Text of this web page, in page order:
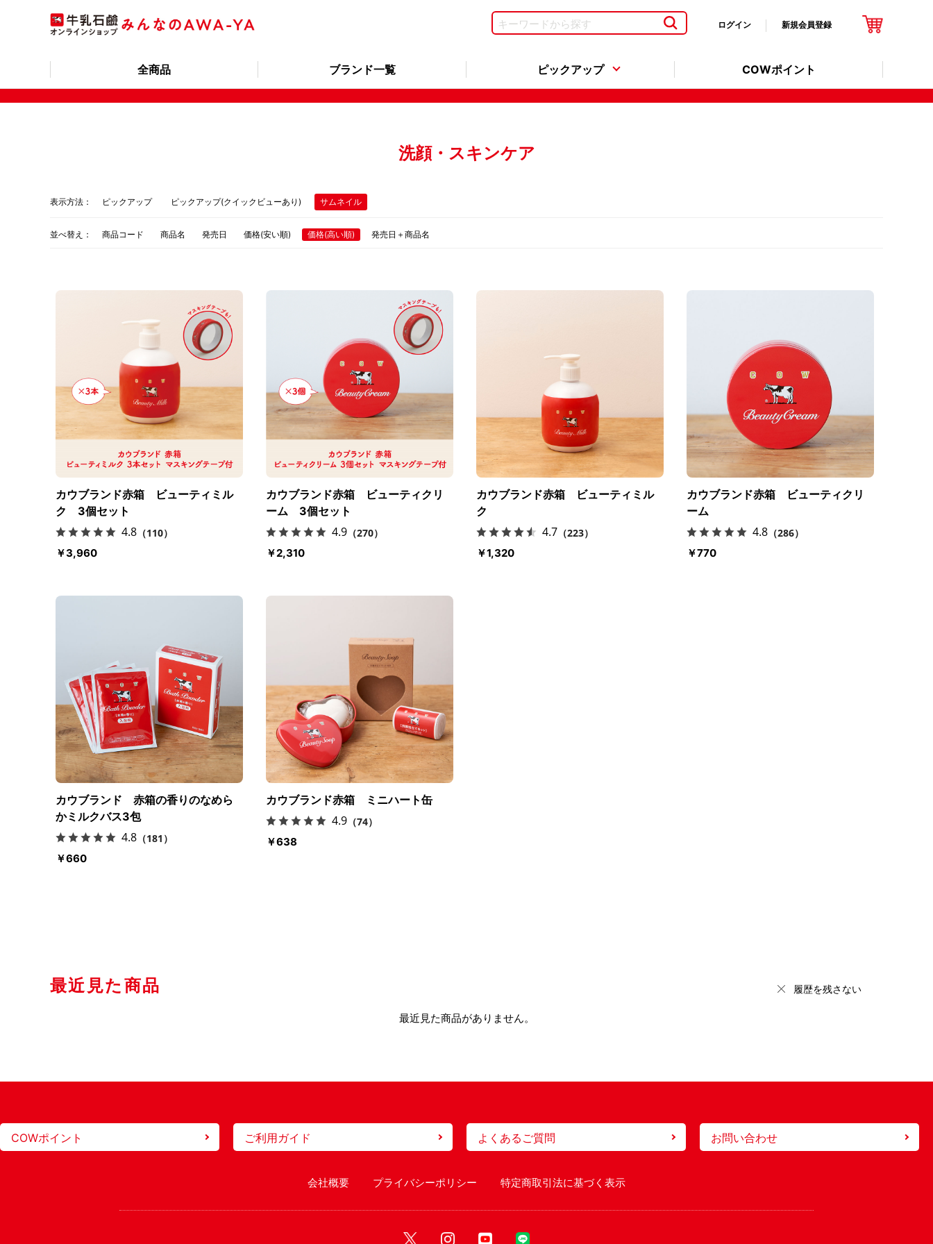
ログイン 新規会員登録
全商品 ブランド一覧 ピックアップ COWポイント
洗顔・スキンケア
表示方法： ピックアップ ピックアップ(クイックビューあり) サムネイル
並べ替え： 商品コード 商品名 発売日 価格(安い順) 価格(高い順) 発売日＋商品名
カウブランド赤箱 ビューティミル
ク 3個セット
4.8 （110）
￥3,960
カウブランド赤箱 ビューティクリ
ーム 3個セット
4.9 （270）
￥2,310
カウブランド赤箱 ビューティミル
ク
4.7 （223）
￥1,320
カウブランド赤箱 ビューティクリ
ーム
4.8 （286）
￥770
カウブランド 赤箱の香りのなめら
かミルクバス3包
4.8 （181）
￥660
カウブランド赤箱 ミニハート缶
4.9 （74）
￥638
最近見た商品
最近見た商品がありません。
履歴を残さない
COWポイント ご利用ガイド よくあるご質問 お問い合わせ
会社概要 プライバシーポリシー 特定商取引法に基づく表示
Instagram